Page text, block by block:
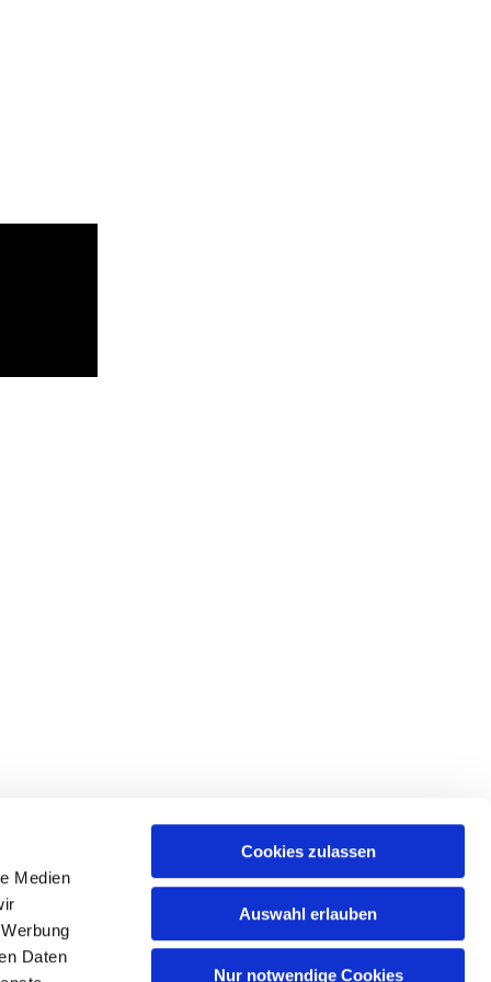
Medien
Daten
Cookies zulassen
Auswahl erlauben
Nur notwendige Cookies